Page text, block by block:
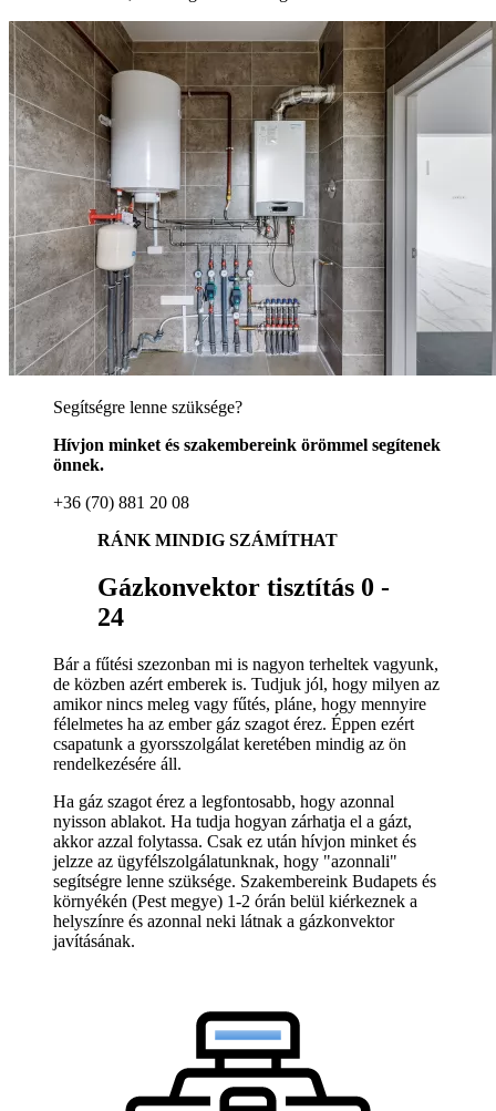
Segítségre lenne szüksége?
Hívjon minket és szakembereink örömmel segítenek
önnek.
+36 (70) 881 20 08
RÁNK MINDIG SZÁMÍTHAT
Gázkonvektor tisztítás 0 -
24
Bár a fűtési szezonban mi is nagyon terheltek vagyunk,
de közben azért emberek is. Tudjuk jól, hogy milyen az
amikor nincs meleg vagy fűtés, pláne, hogy mennyire
félelmetes ha az ember gáz szagot érez. Éppen ezért
csapatunk a gyorsszolgálat keretében mindig az ön
rendelkezésére áll.
Ha gáz szagot érez a legfontosabb, hogy azonnal
nyisson ablakot. Ha tudja hogyan zárhatja el a gázt,
akkor azzal folytassa. Csak ez után hívjon minket és
jelzze az ügyfélszolgálatunknak, hogy "azonnali"
segítségre lenne szüksége. Szakembereink Budapets és
környékén (Pest megye) 1-2 órán belül kiérkeznek a
helyszínre és azonnal neki látnak a gázkonvektor
javításának.